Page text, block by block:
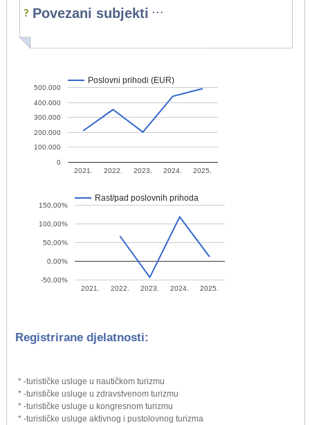
Povezani subjekti ...
Poslovni prihodi (EUR)
2021. 2022. 2023. 2024. 2025.
0
100.000
200.000
300.000
400.000
500.000
Rast/pad poslovnih prihoda
2021. 2022. 2023. 2024. 2025.
-50,00%
0,00%
50,00%
100,00%
150,00%
Registrirane djelatnosti:
* -turističke usluge u nautičkom turizmu
* -turističke usluge u zdravstvenom turizmu
* -turističke usluge u kongresnom turizmu
* -turističke usluge aktivnog i pustolovnog turizma